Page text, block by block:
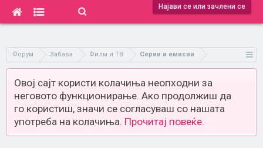
Најави се или зачлени се
Форум Забава Филм и ТВ Серии и емисии
Овој сајт користи колачиња неопходни за
неговото функционирање. Ако продолжиш да
го користиш, значи се согласуваш со нашата
употреба на колачиња. Прочитај повеќе.